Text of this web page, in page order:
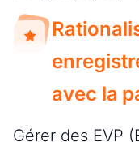
avec la
Gérer des EVP